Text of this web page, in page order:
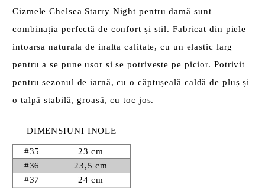
Cizmele Chelsea Starry Night pentru damă sunt
combinația perfectă de confort și stil. Fabricat din piele
intoarsa naturala de inalta calitate, cu un elastic larg
pentru a se pune usor si se potriveste pe picior. Potrivit
pentru sezonul de iarnă, cu o căptușeală caldă de pluș și
o talpă stabilă, groasă, cu toc jos.
DIMENSIUNI INOLE
#35
23 cm
#36
23,5 cm
#37
24 cm